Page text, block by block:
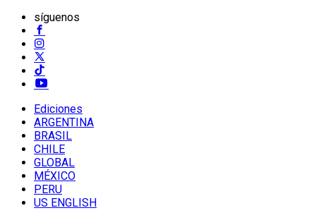
síguenos
Ediciones
ARGENTINA
BRASIL
CHILE
GLOBAL
MÉXICO
PERU
US ENGLISH